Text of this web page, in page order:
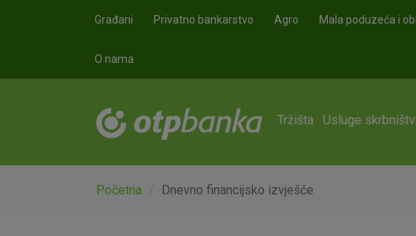
Građani Privatno bankarstvo Agro Mala poduzeća i
O nama
Tržišta Usluge
Početna Dnevno financijsko izvješće